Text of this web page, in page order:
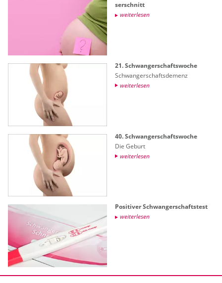
ser­schnitt
wei­ter­le­sen
21. Schwan­ger­schafts­wo­che
Schwan­ger­schafts­de­menz
wei­ter­le­sen
40. Schwan­ger­schafts­wo­che
Die Ge­burt
wei­ter­le­sen
Po­si­ti­ver Schwan­ger­schafts­test
wei­ter­le­sen